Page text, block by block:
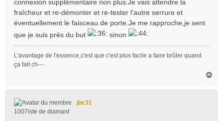
connexion supplémentaire non plus.Je vais attendre la
fraîcheur et re-démonter et re-tester l'autre serrure et
éventuellement le faisceau de porte.Je me rapproche,je sent
que je suis près du but
sinon
L'avantage de l'essence,c'est que c'est plus facile a faire brûler quand
ça fait ch---.
jbc31
1007iste de diamant